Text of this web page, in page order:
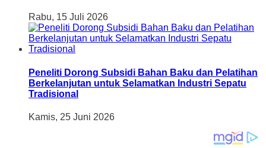
Rabu, 15 Juli 2026
Peneliti Dorong Subsidi Bahan Baku dan Pelatihan
Berkelanjutan untuk Selamatkan Industri Sepatu
Tradisional
Kamis, 25 Juni 2026